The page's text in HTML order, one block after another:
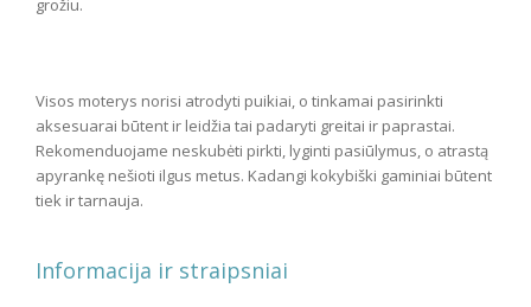
grožiu.
Visos moterys norisi atrodyti puikiai, o tinkamai pasirinkti
aksesuarai būtent ir leidžia tai padaryti greitai ir paprastai.
Rekomenduojame neskubėti pirkti, lyginti pasiūlymus, o atrastą
apyrankę nešioti ilgus metus. Kadangi kokybiški gaminiai būtent
tiek ir tarnauja.
Informacija ir straipsniai